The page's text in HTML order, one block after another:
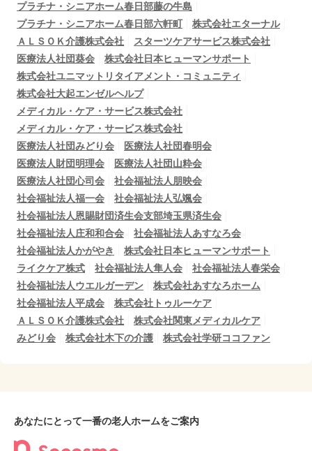
プラチナ・シニアホーム春日部藤の牛島
プラチナ・シニアホーム春日部六軒町
株式会社エターナル
ＡＬＳＯＫ介護株式会社
スターツケアサービス株式会社
医療法人社団葵会
株式会社日本ヒューマンサポート
株式会社ユニマットリタイアメント・コミュニティ
株式会社大起エンゼルヘルプ
メディカル・ケア・サービス株式会社
メディカル・ケア・サービス株式会社
医療法人社団みどり会
医療法人社団春明会
医療法人財団明理会
医療法人社団山粋会
医療法人社団心司会
社会福祉法人朋映会
社会福祉法人福一会
社会福祉法人弘颯会
社会福祉法人恩賜財団済生会支部埼玉県済生会
社会福祉法人庄和和合会
社会福祉法人あすなろ会
社会福祉法人かがやき
株式会社日本ヒューマンサポート
ライクケア株式
社会福祉法人隼人会
社会福祉法人春栄会
社会福祉法人ウエルガーデン
株式会社あすなろホーム
社会福祉法人平成会
株式会社トゥルーケア
ＡＬＳＯＫ介護株式会社
株式会社関東メディカルケア
みどり会
株式会社木下の介護 株式会社学研ココファン
あなたにとって一番の老人ホームをご案内